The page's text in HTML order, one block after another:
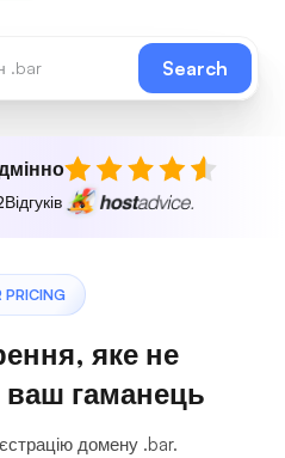
Search
Відгуків
PRICING
яке не
гаманець
домену .bar.